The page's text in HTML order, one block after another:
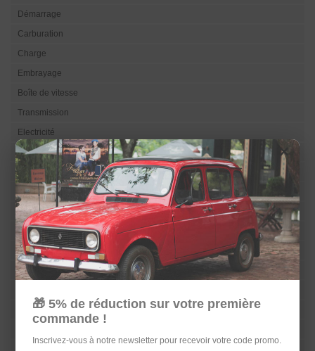
Démarrage
Carburation
Charge
Embrayage
Boîte de vitesse
Transmission
Electricité
Eclairage
Visibilité
Refroidissement
Direction
Suspension
Train
Carrosserie
Châssis
×
🎁 5% de réduction sur votre première
commande !
Inscrivez-vous à notre newsletter pour recevoir votre code promo.